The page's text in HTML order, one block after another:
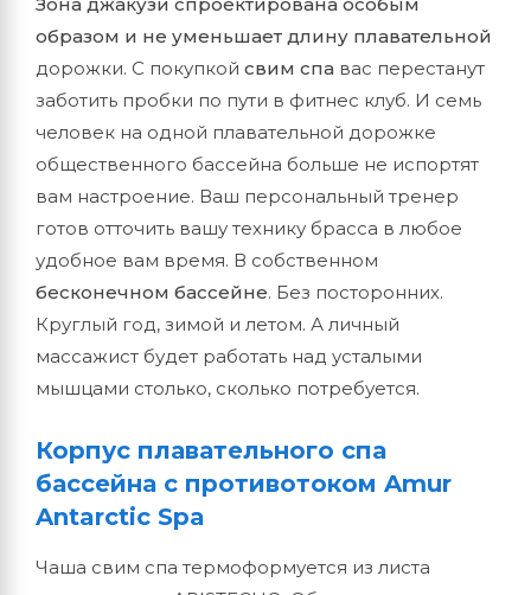
образом и не уменьшает длину плавательной
дорожки. С покупкой свим спа вас перестанут
заботить пробки по пути в фитнес клуб. И семь
человек на одной плавательной дорожке
общественного бассейна больше не испортят
вам настроение. Ваш персональный тренер
готов отточить вашу технику брасса в любое
удобное вам время. В собственном
бесконечном бассейне. Без посторонних.
Круглый год, зимой и летом. А личный
массажист будет работать над усталыми
мышцами столько, сколько потребуется.
Корпус плавательного спа
бассейна с противотоком Amur
Antarctic Spa
Чаша свим спа термоформуется из листа